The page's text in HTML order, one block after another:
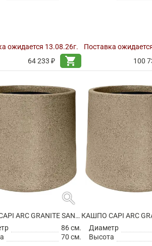
ожидается 13.08.26г.
64 233 ₽
shopping_cart
Поставка
100
search
КАШПО CAPI ARC GRANITE SANDBAG MEDIUM WARM TAUPE
86 см.
70 см.
Диаметр
Высота